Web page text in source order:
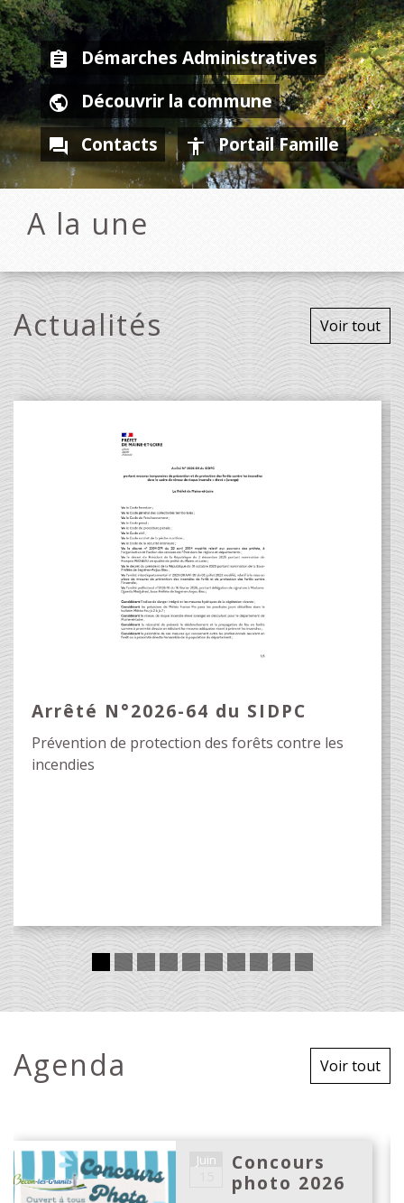
assignment Démarches Administratives
public Découvrir la commune
question_answer Contacts accessibility Portail Famille
A la une
Actualités Voir tout
Arrêté N°2026-64 du SIDPC
Prévention de protection des forêts contre les
incendies
Agenda Voir tout
Juin
Concours
photo 2026